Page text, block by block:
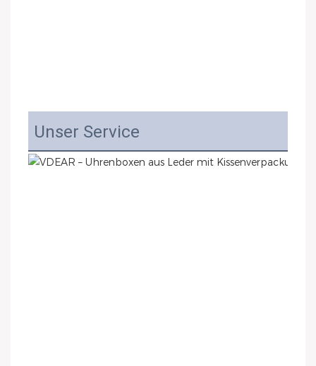
Unser Service